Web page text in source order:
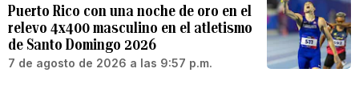
Puerto Rico con una noche de oro en el
relevo 4x400 masculino en el atletismo
de Santo Domingo 2026
7 de agosto de 2026 a las 9:57 p.m.